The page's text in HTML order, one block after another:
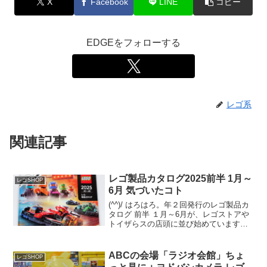
EDGEをフォローする
レゴ系
関連記事
レゴSHOP
レゴ製品カタログ2025前半 1月～
6月 気づいたコト
(^^)/ はろはろ。年２回発行のレゴ製品カ
タログ 前半 １月～6月が、レゴストアや
トイザらスの店頭に並び始めています。
が、近日中にレゴショップの「レゴ製品
カタ...
レゴSHOP
ABCの会場「ラジオ会館」ちょ